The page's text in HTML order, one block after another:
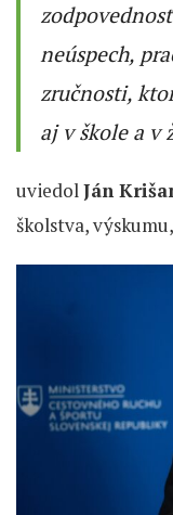
neúspech,
zručnosti,
aj v škole a v
uviedolJán
školstva,